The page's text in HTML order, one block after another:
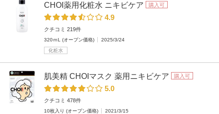
CHOI薬用化粧水 ニキビケア 購入可
4.9
クチコミ 219件
320ｍL (オープン価格)
2025/3/24
化粧水
肌美精 CHOIマスク 薬用ニキビケア 購入可
5.0
クチコミ 478件
10枚入り (オープン価格)
2021/3/15